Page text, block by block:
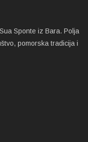
Sponte iz Bara. Polja
pomorska tradicija i